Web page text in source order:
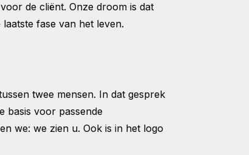
de cliënt. Onze droom is dat
fase van het leven.
twee mensen. In dat gesprek
basis voor passende
we: we zien u. Ook is in het logo